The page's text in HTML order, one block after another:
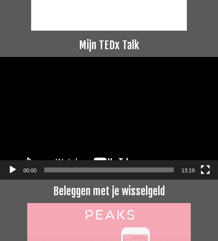
Mijn TEDx Talk
00:00 13:19
Beleggen met je wisselgeld